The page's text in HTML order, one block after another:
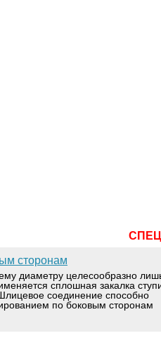
сторонам
диаметру целесообразно
сплошная закалка
соединение способно
по боковым сторонам